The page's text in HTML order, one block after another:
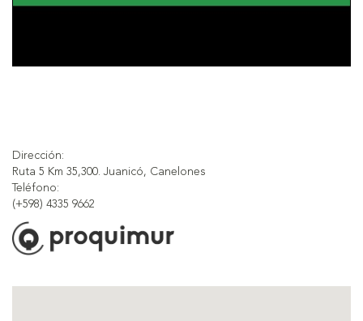
Dirección:
Ruta 5 Km 35,300. Juanicó, Canelones
Teléfono:
(+598) 4335 9662